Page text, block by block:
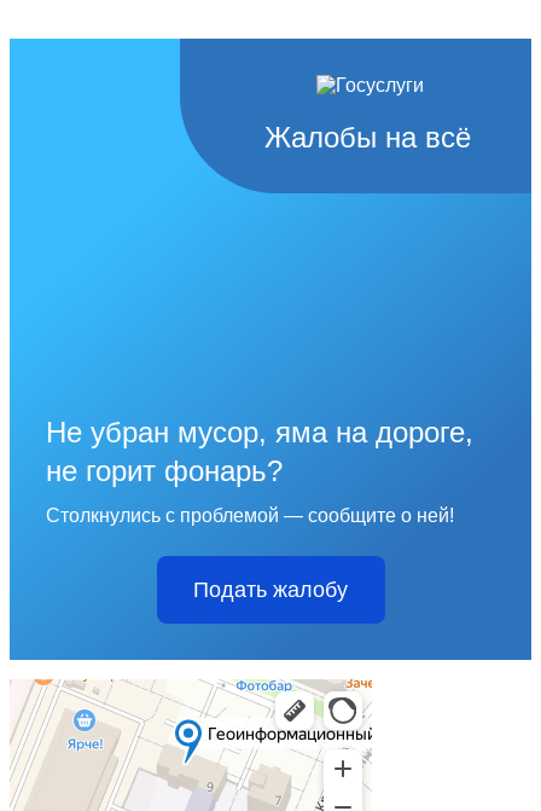
Жалобы на всё
Не убран мусор, яма на дороге,
не горит фонарь?
Столкнулись с проблемой — сообщите о ней!
Подать жалобу